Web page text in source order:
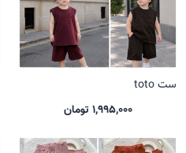
ست toto
1,995,000 تومان